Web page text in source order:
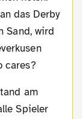
das Derby
Sand, wird
cares?
Spieler